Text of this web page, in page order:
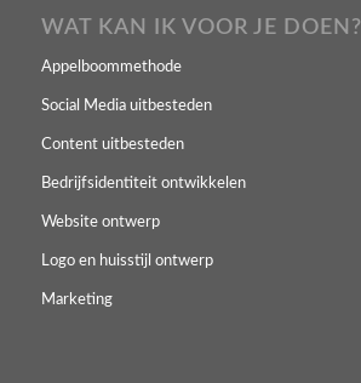
WAT KAN IK VOOR JE DOEN?
Appelboommethode
Social Media uitbesteden
Content uitbesteden
Bedrijfsidentiteit ontwikkelen
Website ontwerp
Logo en huisstijl ontwerp
Marketing